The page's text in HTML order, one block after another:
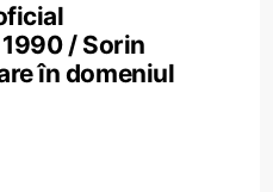
/ Sorin
în domeniul